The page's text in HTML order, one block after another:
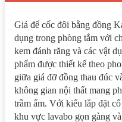
Giá để cốc đôi bằng đồng
dụng trong phòng tắm với
kem đánh răng và các vật
phẩm được thiết kế theo
giữa giá đỡ đồng thau đúc
không gian nội thất mang
trầm ấm. Với kiểu lắp đặt
khu vực lavabo gọn gàng